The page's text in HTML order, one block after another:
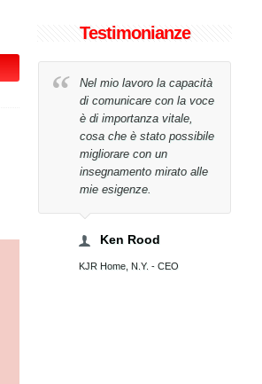
Testimonianze
Nel mio lavoro la capacità
di comunicare con la voce
è di importanza vitale,
cosa che è stato possibile
migliorare con un
insegnamento mirato alle
mie esigenze.
Ken Rood
KJR Home, N.Y. - CEO